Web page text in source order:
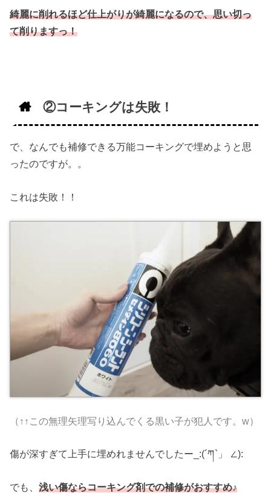
綺麗に削れるほど仕上がりが綺麗になるので、思い切っ
て削りますっ！
②コーキングは失敗！
で、なんでも補修できる万能コーキングで埋めようと思
ったのですが。。
これは失敗！！
（↑↑この無理矢理写り込んでくる黒い子が犯人です。w）
傷が深すぎて上手に埋めれませんでしたー_:(´ཀ`」 ∠):
でも、浅い傷ならコーキング剤での補修がおすすめ♪